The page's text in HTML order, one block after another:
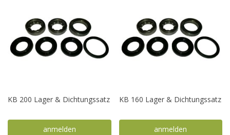
KB 200 Lager & Dichtungssatz
anmelden
KB 160 Lager & Dichtungssatz
anmelden